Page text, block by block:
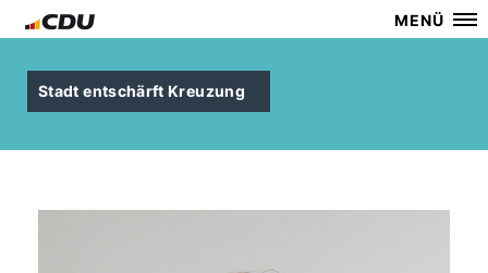
MENÜ
Stadt entschärft Kreuzung